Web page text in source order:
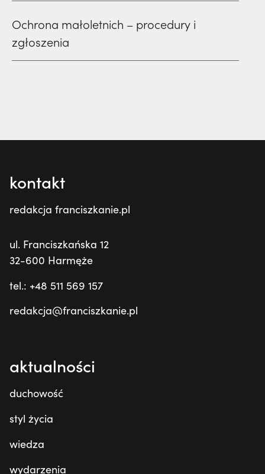
Ochrona małoletnich – procedury i
zgłoszenia
kontakt
redakcja franciszkanie.pl
ul. Franciszkańska 12
32-600 Harmęże
tel.: +48 511 569 157
redakcja@franciszkanie.pl
aktualności
duchowość
styl życia
wiedza
wydarzenia